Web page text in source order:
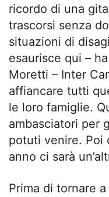
ricordo di una
trascorsi senza
situazioni di
esaurisce qui –
Moretti – Inter
affiancare tutti
le loro famiglie.
ambasciatori per
potuti venire. Poi
anno ci sarà
Prima di tornare